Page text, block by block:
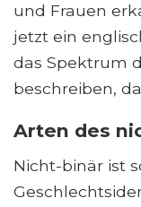
und Frauen
jetzt ein
das Spektrum
beschreiben,
Arten des
Nicht-binär ist